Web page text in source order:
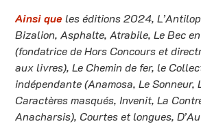
Ainsi queles éditions 2024,
Bizalion, Asphalte, Atrabile, Le Bec
(fondatrice de Hors Concours et
aux livres), Le Chemin de fer, le
indépendante (Anamosa, Le Sonneur,
Caractères masqués, Invenit, La
Anacharsis), Courtes et longues,